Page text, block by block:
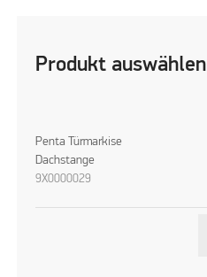
Produkt auswählen
Penta Türmarkise
Dachstange
9X0000029